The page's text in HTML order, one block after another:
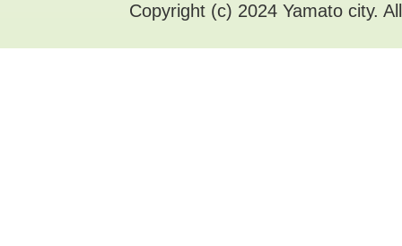
Copyright (c) 2024 Yamato city.